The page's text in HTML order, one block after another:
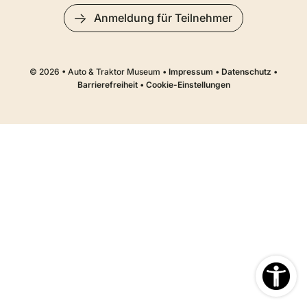
Anmeldung für Teilnehmer
© 2026 • Auto & Traktor Museum • Impressum • Datenschutz •
Barrierefreiheit• Cookie-Einstellungen